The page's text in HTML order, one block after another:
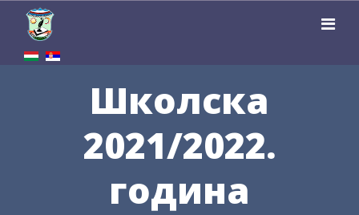
Школска
2021/2022.
година